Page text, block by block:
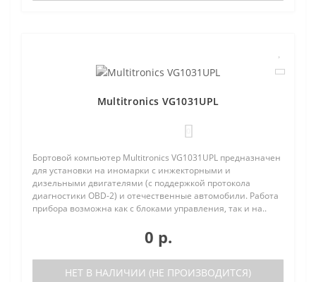
Multitronics VG1031UPL
Бортовой компьютер Multitronics VG1031UPL предназначен
для установки на иномарки с инжекторными и
дизельными двигателями (с поддержкой протокола
диагностики OBD-2) и отечественные автомобили. Работа
прибора возможна как с блоками управления, так и на..
0 р.
НЕТ В НАЛИЧИИ (НЕ ПРОИЗВОДИТСЯ)